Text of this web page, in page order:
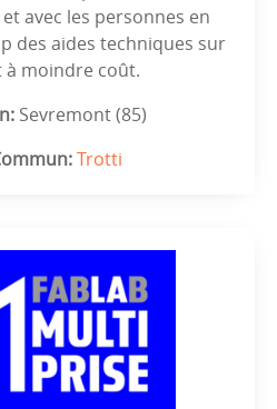
avec les personnes en
des aides techniques sur
à moindre coût.
Sevremont (85)
Trotti